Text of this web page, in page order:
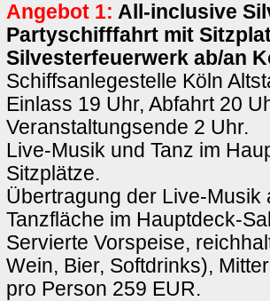
Angebot 1: All-inclusive
Partyschifffahrt mit
Silvesterfeuerwerk ab/an
Schiffsanlegestelle Köln
Einlass 19 Uhr, Abfahrt 20
Veranstaltungsende 2 Uhr.
Live-Musik und Tanz im
Sitzplätze.
Übertragung der Live-
Tanzfläche im Hauptdeck-
Servierte Vorspeise,
Wein, Bier, Softdrinks),
pro Person 259 EUR.